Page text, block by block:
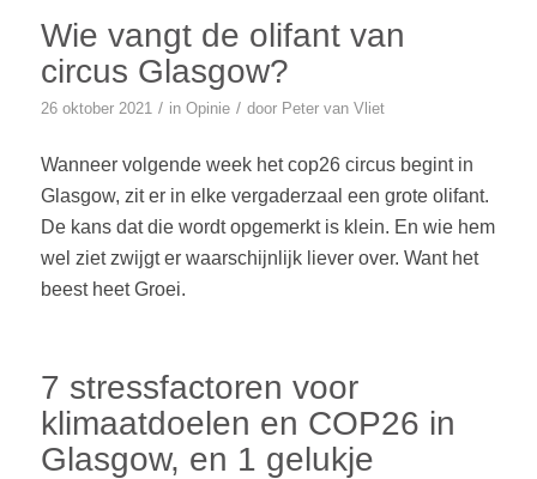
Wie vangt de olifant van
circus Glasgow?
26 oktober 2021 / in Opinie / door Peter van Vliet
Wanneer volgende week het cop26 circus begint in
Glasgow, zit er in elke vergaderzaal een grote olifant.
De kans dat die wordt opgemerkt is klein. En wie hem
wel ziet zwijgt er waarschijnlijk liever over. Want het
beest heet Groei.
7 stressfactoren voor
klimaatdoelen en COP26 in
Glasgow, en 1 gelukje